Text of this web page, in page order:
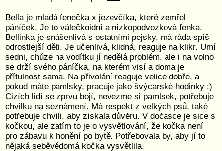
Bella je mladá fenečka x jezevčíka, které zemřel
páníček. Je to válečkoidní a nízkopodvozková fenka.
Bellinka je snášenlivá s ostatními pejsky, má ráda spíš
odrostlejší děti. Je učenlivá, klidná, reaguje na klikr. Umí
sedni, chůze na vodítku jí nedělá problém, ale i na volno
se drží svého páníčka, na kterém visí a doma je
přítulnost sama. Na přivolání reaguje velice dobře, a
pokud máte pamlsky, pracuje jako švýcarské hodinky :)
Cizích lidí se zprvu bojí, nevezme si pamlsek, potřebuje
chvilku na seznámení. Má respekt z velkých psů, také
potřebuje chvíli, aby získala důvěru. V dočasce je sice s
kočkou, ale zatím to je o vysvětlování, že kočka není
pro zábavu k honění po bytě. Potřebovala by, aby jí to
nějaká seběvědomá kočka vysvětlila.